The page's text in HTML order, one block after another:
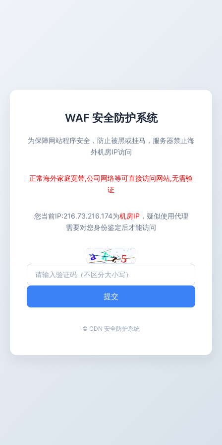
WAF 安全防护系统
为保障网站程序安全，防止被黑或挂马，服务器禁止海
外机房IP访问
正常海外家庭宽带,公司网络等可直接访问网站,无需验
证
您当前IP:216.73.216.174为机房IP ，疑似使用代理
需要对您身份鉴定后才能访问
提交
© CDN 安全防护系统